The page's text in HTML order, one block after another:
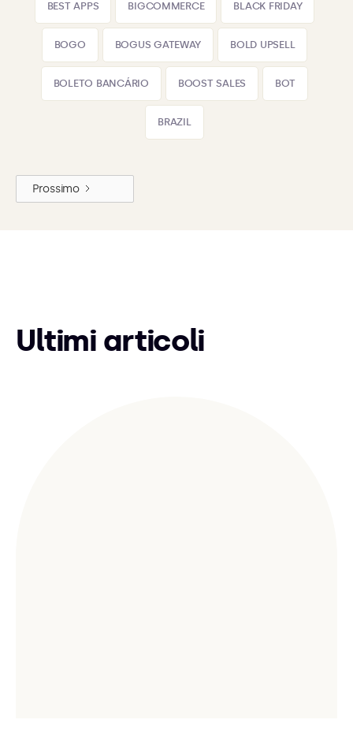
BEST APPS BIGCOMMERCE BLACK FRIDAY
BOGO BOGUS GATEWAY BOLD UPSELL
BOLETO BANCÁRIO BOOST SALES BOT
BRAZIL
Prossimo
Ultimi articoli